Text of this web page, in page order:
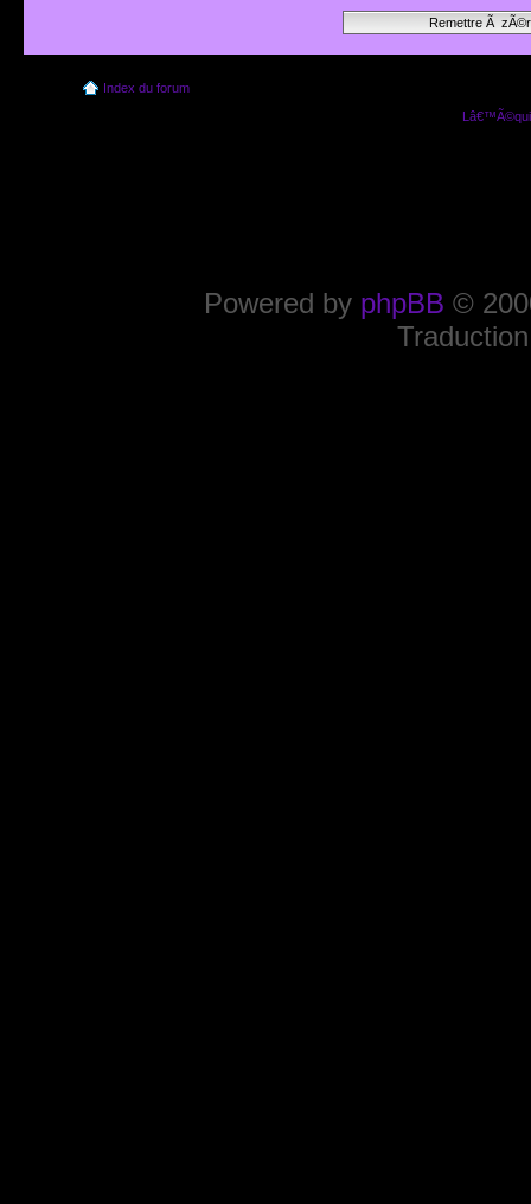
Index du forum
Powered by phpBB ©